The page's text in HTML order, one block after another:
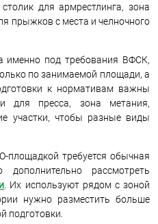
для армрестлинга, зона
прыжков с места и челночного
именно под требования ВФСК,
по занимаемой площади, а
к нормативам важны
для пресса, зона метания,
участки, чтобы разные виды
площадкой требуется обычная
рассмотреть
. Их используют рядом с зоной
нужно разместить больше
подготовки.